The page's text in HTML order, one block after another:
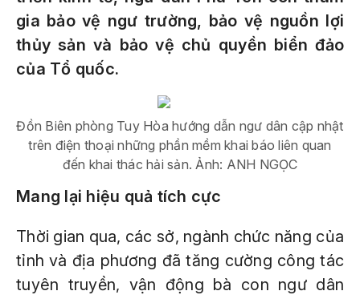
gia bảo vệ ngư trường, bảo vệ nguồn lợi
thủy sản và bảo vệ chủ quyền biển đảo
của Tổ quốc.
Đồn Biên phòng Tuy Hòa hướng dẫn ngư dân cập nhật
trên điện thoại những phần mềm khai báo liên quan
đến khai thác hải sản. Ảnh: ANH NGỌC
Mang lại hiệu quả tích cực
Thời gian qua, các sở, ngành chức năng của
tỉnh và địa phương đã tăng cường công tác
tuyên truyền, vận động bà con ngư dân